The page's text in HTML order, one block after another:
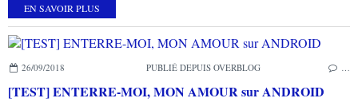
EN SAVOIR PLUS
26/09/2018 PUBLIÉ DEPUIS OVERBLOG
[TEST] ENTERRE-MOI, MON AMOUR sur ANDROID